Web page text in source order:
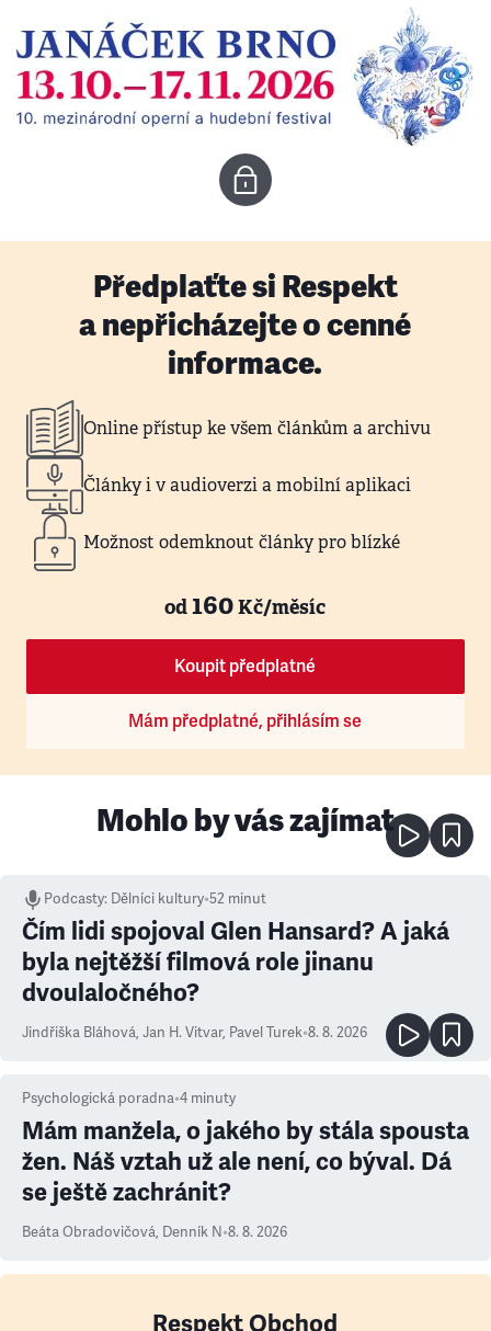
Předplaťte si Respekt
a nepřicházejte o cenné
informace.
Online přístup ke všem článkům a archivu
Články i v audioverzi a mobilní aplikaci
Možnost odemknout články pro blízké
od160Kč/měsíc
Koupit předplatné
Mám předplatné, přihlásím se
Mohlo by vás zajímat
Podcasty: Dělníci kultury•52 minut
Čím lidi spojoval Glen Hansard? A jaká
byla nejtěžší filmová role jinanu
dvoulaločného?
Jindřiška Bláhová, Jan H. Vitvar, Pavel Turek•8. 8. 2026
Psychologická poradna•4 minuty
Mám manžela, o jakého by stála spousta
žen. Náš vztah už ale není, co býval. Dá
se ještě zachránit?
Beáta Obradovičová, Denník N•8. 8. 2026
Respekt Obchod